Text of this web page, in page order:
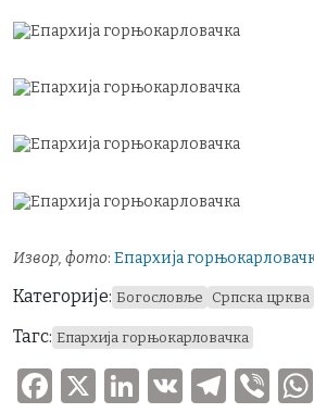
Извор, фото: Епархија
Категорије: Богословље Српска црква
Тагс: Епархија горњокарловачка
F
X
Li V
T
V